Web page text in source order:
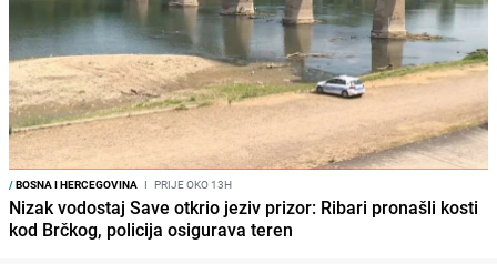
/BOSNA I HERCEGOVINA I PRIJE OKO 13H
Nizak vodostaj Save otkrio jeziv prizor: Ribari pronašli kosti
kod Brčkog, policija osigurava teren